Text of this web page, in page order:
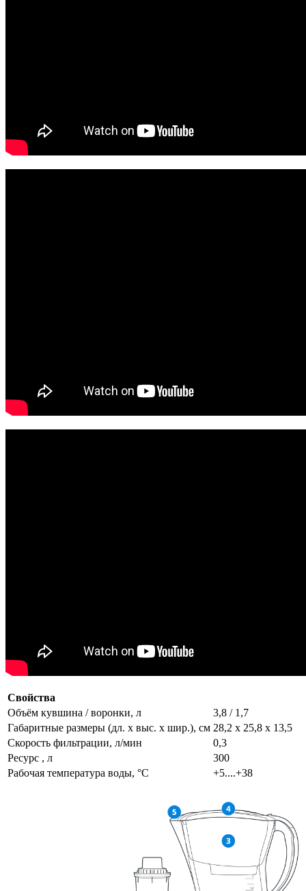
Свойства
Объём кувшина / воронки, л
3,8 / 1,7
Габаритные размеры (дл. х выс. х шир.), см 28,2 x 25,8 x 13,5
Скорость фильтрации, л/мин
0,3
Ресурс , л
300
Рабочая температура воды, °C
+5....+38